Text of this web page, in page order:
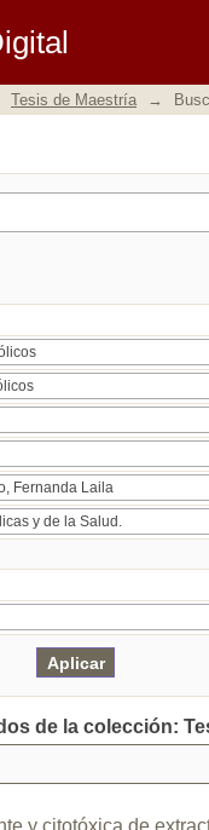
Tesis de Maestría →
de la colección:
y citotóxica de